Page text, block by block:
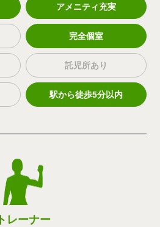
アメニティ充実
完全個室
託児所あり
駅から徒歩5分以内
トレーナー